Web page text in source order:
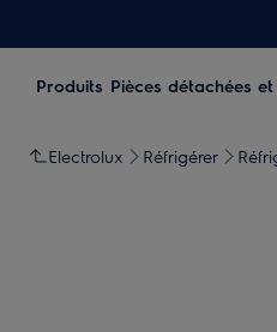
Produits Pièces détachées
Electrolux Réfrigérer